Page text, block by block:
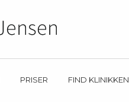
PRISER FIND KLINIKKEN